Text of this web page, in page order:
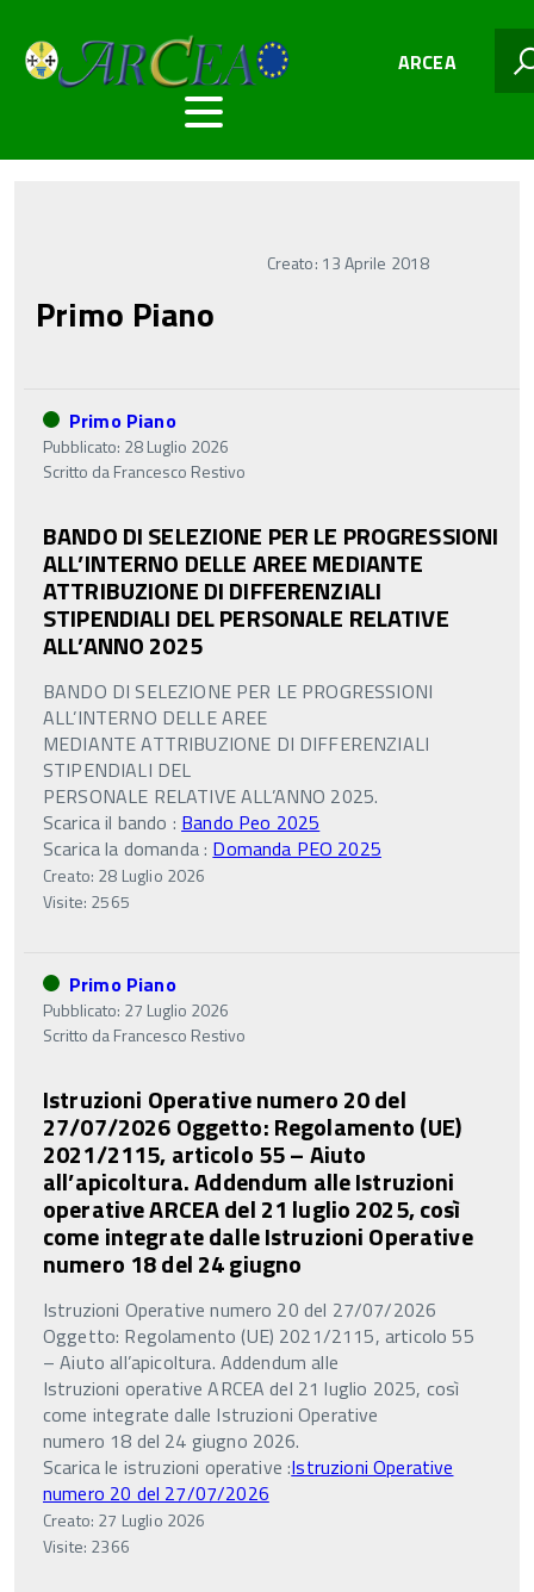
ARCEA
Creato: 13 Aprile 2018
Primo Piano
Primo Piano
Pubblicato: 28 Luglio 2026
Scritto daFrancesco Restivo
BANDO DI SELEZIONE PER LE PROGRESSIONI
ALL’INTERNO DELLE AREE MEDIANTE
ATTRIBUZIONE DI DIFFERENZIALI
STIPENDIALI DEL PERSONALE RELATIVE
ALL’ANNO 2025
BANDO DI SELEZIONE PER LE PROGRESSIONI
ALL’INTERNO DELLE AREE
MEDIANTE ATTRIBUZIONE DI DIFFERENZIALI
STIPENDIALI DEL
PERSONALE RELATIVE ALL’ANNO 2025.
Scarica il bando : Bando Peo 2025
Scarica la domanda : Domanda PEO 2025
Creato: 28 Luglio 2026
Visite: 2565
Primo Piano
Pubblicato: 27 Luglio 2026
Scritto daFrancesco Restivo
Istruzioni Operative numero 20 del
27/07/2026 Oggetto: Regolamento (UE)
2021/2115, articolo 55 – Aiuto
all’apicoltura. Addendum alle Istruzioni
operative ARCEA del 21 luglio 2025, così
come integrate dalle Istruzioni Operative
numero 18 del 24 giugno
Istruzioni Operative numero 20 del 27/07/2026
Oggetto: Regolamento (UE) 2021/2115, articolo 55
– Aiuto all’apicoltura. Addendum alle
Istruzioni operative ARCEA del 21 luglio 2025, così
come integrate dalle Istruzioni Operative
numero 18 del 24 giugno 2026.
Scarica le istruzioni operative :Istruzioni Operative
numero 20 del 27/07/2026
Creato: 27 Luglio 2026
Visite: 2366